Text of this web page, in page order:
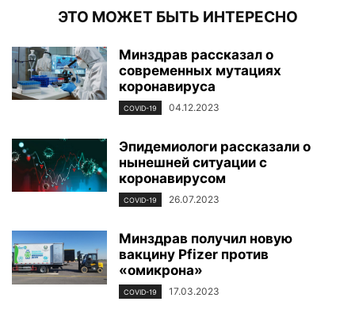
ЭТО МОЖЕТ БЫТЬ ИНТЕРЕСНО
Минздрав рассказал о
современных мутациях
коронавируса
COVID-19 04.12.2023
Эпидемиологи рассказали о
нынешней ситуации с
коронавирусом
COVID-19 26.07.2023
Минздрав получил новую
вакцину Pfizer против
«омикрона»
COVID-19 17.03.2023